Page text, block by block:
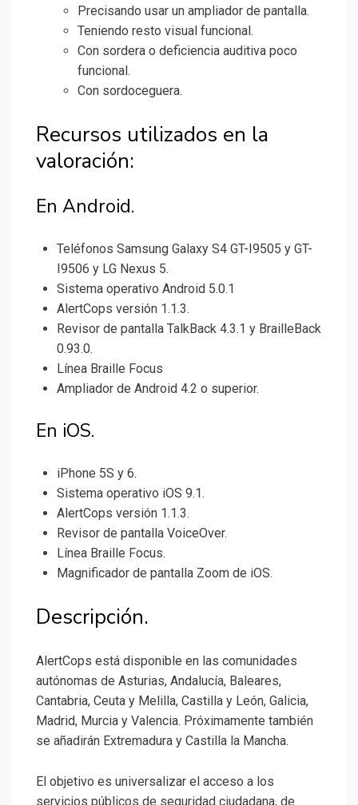
Precisando usar un ampliador de pantalla.
Teniendo resto visual funcional.
Con sordera o deficiencia auditiva poco
funcional.
Con sordoceguera.
Recursos utilizados en la
valoración:
En Android.
Teléfonos Samsung Galaxy S4 GT-I9505 y GT-
I9506 y LG Nexus 5.
Sistema operativo Android 5.0.1
AlertCops versión 1.1.3.
Revisor de pantalla TalkBack 4.3.1 y BrailleBack
0.93.0.
Línea Braille Focus
Ampliador de Android 4.2 o superior.
En iOS.
iPhone 5S y 6.
Sistema operativo iOS 9.1.
AlertCops versión 1.1.3.
Revisor de pantalla VoiceOver.
Línea Braille Focus.
Magnificador de pantalla Zoom de iOS.
Descripción.
AlertCops está disponible en las comunidades
autónomas de Asturias, Andalucía, Baleares,
Cantabria, Ceuta y Melilla, Castilla y León, Galicia,
Madrid, Murcia y Valencia. Próximamente también
se añadirán Extremadura y Castilla la Mancha.
El objetivo es universalizar el acceso a los
servicios públicos de seguridad ciudadana, de